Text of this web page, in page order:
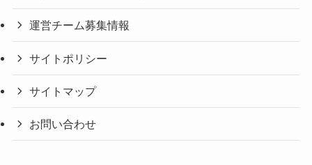
運営チーム募集情報
サイトポリシー
サイトマップ
お問い合わせ